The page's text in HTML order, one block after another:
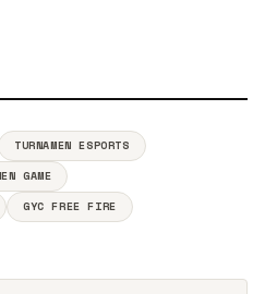
TURNAMEN ESPORTS
GAME
GYC FREE FIRE